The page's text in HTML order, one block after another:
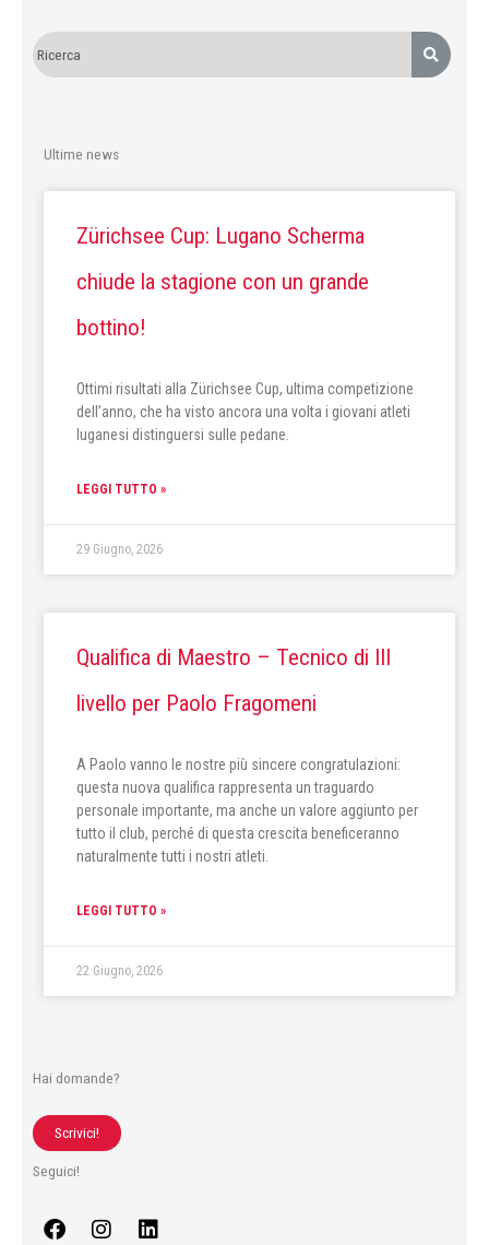
Ultime news
Zürichsee Cup: Lugano Scherma
chiude la stagione con un grande
bottino!
Ottimi risultati alla Zürichsee Cup, ultima competizione
dell’anno, che ha visto ancora una volta i giovani atleti
luganesi distinguersi sulle pedane.
LEGGI TUTTO »
29 Giugno, 2026
Qualifica di Maestro – Tecnico di III
livello per Paolo Fragomeni
A Paolo vanno le nostre più sincere congratulazioni:
questa nuova qualifica rappresenta un traguardo
personale importante, ma anche un valore aggiunto per
tutto il club, perché di questa crescita beneficeranno
naturalmente tutti i nostri atleti.
LEGGI TUTTO »
22 Giugno, 2026
Hai domande?
Scrivici!
Seguici!
F
I
L